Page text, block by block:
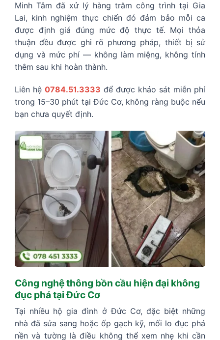
Minh Tâm đã xử lý hàng trăm công trình tại Gia
Lai, kinh nghiệm thực chiến đó đảm bảo mỗi ca
được định giá đúng mức độ thực tế. Mọi thỏa
thuận đều được ghi rõ phương pháp, thiết bị sử
dụng và mức phí — không làm miệng, không tính
thêm sau khi hoàn thành.
Liên hệ 0784.51.3333 để được khảo sát miễn phí
trong 15–30 phút tại Đức Cơ, không ràng buộc nếu
bạn chưa quyết định.
Công nghệ thông bồn cầu hiện đại không
đục phá tại Đức Cơ
Tại nhiều hộ gia đình ở Đức Cơ, đặc biệt những
nhà đã sửa sang hoặc ốp gạch kỹ, mối lo đục phá
nền và tường là điều không thể xem nhẹ khi cần